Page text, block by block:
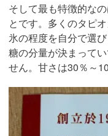
そして最も特徴的な
とです。多くのタピ
氷の程度を自分で選
糖の分量が決まって
せん。甘さは30％～